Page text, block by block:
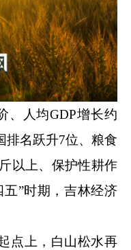
人均GDP增长约
排名跃升7位、粮食
以上、保护性耕作
”时期，吉林经济
上，白山松水再